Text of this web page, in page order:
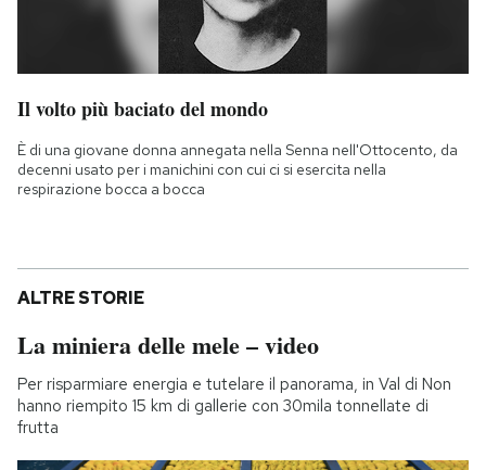
Il volto più baciato del mondo
È di una giovane donna annegata nella Senna nell'Ottocento, da
decenni usato per i manichini con cui ci si esercita nella
respirazione bocca a bocca
ALTRE STORIE
La miniera delle mele – video
Per risparmiare energia e tutelare il panorama, in Val di Non
hanno riempito 15 km di gallerie con 30mila tonnellate di
frutta